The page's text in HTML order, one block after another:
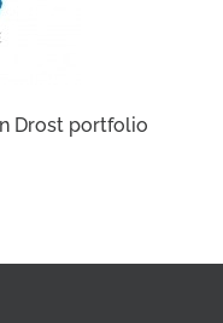
Drost portfolio